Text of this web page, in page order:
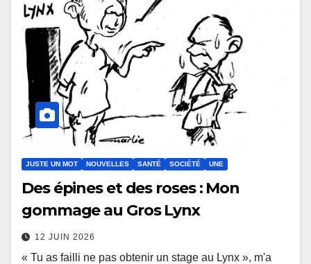
JUSTE UN MOT NOUVELLES SANTÉ SOCIÉTÉ UNE
Des épines et des roses : Mon
gommage au Gros Lynx
12 JUIN 2026
« Tu as failli ne pas obtenir un stage au Lynx », m'a